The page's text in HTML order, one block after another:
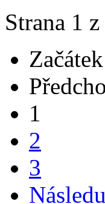
Strana 1 z
Začátek
1
2
3